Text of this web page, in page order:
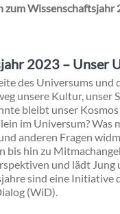
Wissenschaftsjahr
2023 – Unser
des Universums und
unsere Kultur,
bleibt unser
im Universum?
anderen Fragen
bis hin zu
und lädt
sind eine Initiative
(WiD).